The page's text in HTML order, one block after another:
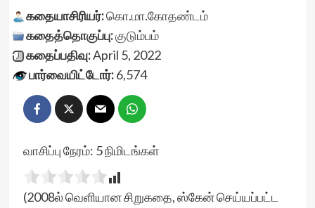
கதையாசிரியர்:கொ.மா.கோதண்டம்
கதைத்தொகுப்பு:குடும்பம்
கதைப்பதிவு:April 5, 2022
பார்வையிட்டோர்:6,574
வாசிப்பு நேரம்: 5நிமிடங்கள்
(2008ல் வெளியான சிறுகதை, ஸ்கேன் செய்யப்பட்ட